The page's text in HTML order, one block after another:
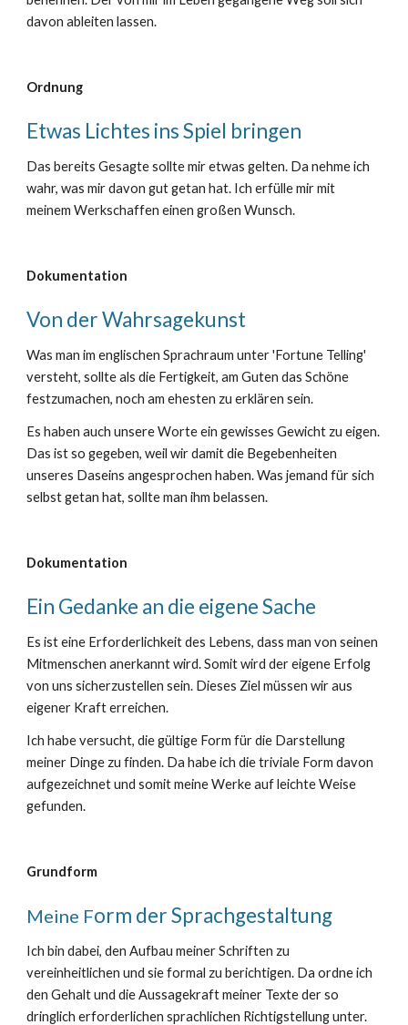
davon ableiten lassen.
Ordnung
Etwas Lichtes ins Spiel bringen
Das bereits Gesagte sollte mir etwas gelten. Da nehme ich
wahr, was mir davon gut getan hat. Ich erfülle mir mit
meinem Werkschaffen einen großen Wunsch.
Dokumentation
Von der Wahrsagekunst
Was man im englischen Sprachraum unter 'Fortune Telling'
versteht, sollte als die Fertigkeit, am Guten das Schöne
festzumachen, noch am ehesten zu erklären sein.
Es haben auch unsere Worte ein gewisses Gewicht zu eigen.
Das ist so gegeben, weil wir damit die Begebenheiten
unseres Daseins angesprochen haben. Was jemand für sich
selbst getan hat, sollte man ihm belassen.
Dokumentation
Ein Gedanke an die eigene Sache
Es ist eine Erforderlichkeit des Lebens, dass man von seinen
Mitmenschen anerkannt wird. Somit wird der eigene Erfolg
von uns sicherzustellen sein. Dieses Ziel müssen wir aus
eigener Kraft erreichen.
Ich habe versucht, die gültige Form für die Darstellung
meiner Dinge zu finden. Da habe ich die triviale Form davon
aufgezeichnet und somit meine Werke auf leichte Weise
gefunden.
Grundform
Meine Form der Sprachgestaltung
Ich bin dabei, den Aufbau meiner Schriften zu
vereinheitlichen und sie formal zu berichtigen. Da ordne ich
den Gehalt und die Aussagekraft meiner Texte der so
dringlich erforderlichen sprachlichen Richtigstellung unter.